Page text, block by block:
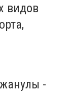
видов
-